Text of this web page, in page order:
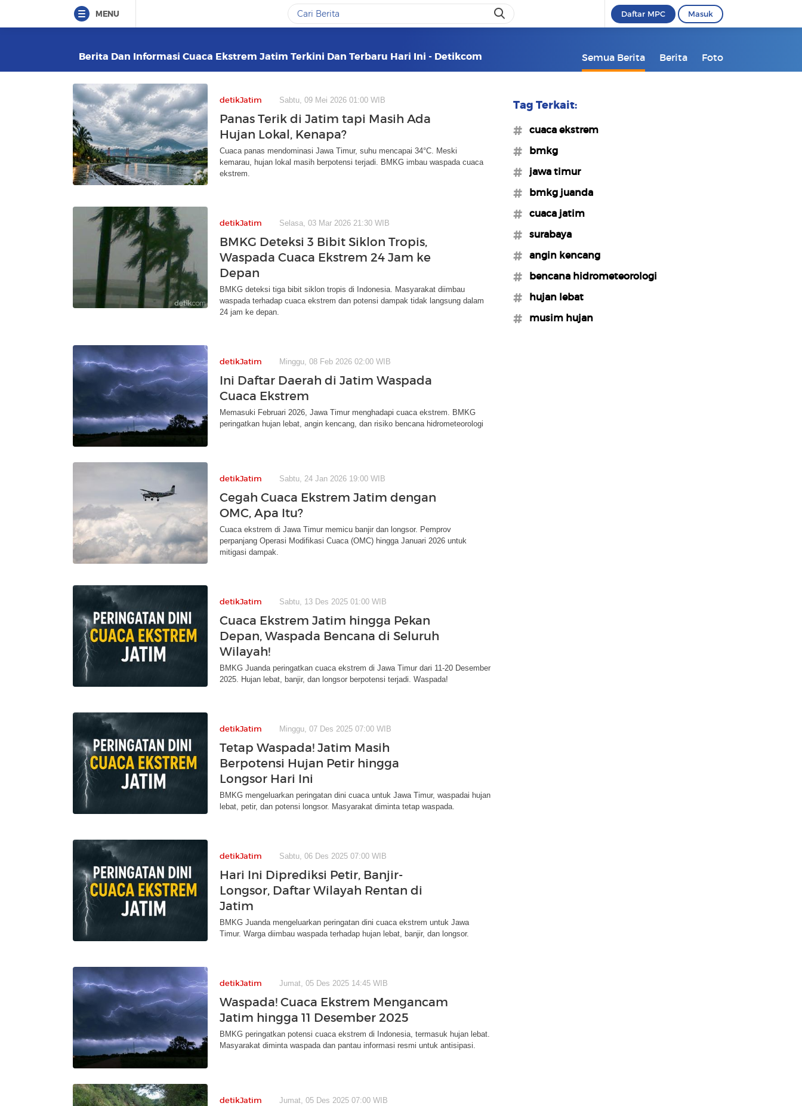
MENU Daftar MPC Masuk
Berita Dan Informasi Cuaca Ekstrem Jatim Terkini Dan Terbaru Hari Ini - Detikcom Semua Berita Berita Foto
detikJatim Sabtu, 09 Mei 2026 01:00 WIB
Panas Terik di Jatim tapi Masih Ada
Hujan Lokal, Kenapa?
Cuaca panas mendominasi Jawa Timur, suhu mencapai 34°C. Meski
kemarau, hujan lokal masih berpotensi terjadi. BMKG imbau waspada cuaca
ekstrem.
detikJatim Selasa, 03 Mar 2026 21:30 WIB
BMKG Deteksi 3 Bibit Siklon Tropis,
Waspada Cuaca Ekstrem 24 Jam ke
Depan
BMKG deteksi tiga bibit siklon tropis di Indonesia. Masyarakat diimbau
waspada terhadap cuaca ekstrem dan potensi dampak tidak langsung dalam
24 jam ke depan.
detikJatim Minggu, 08 Feb 2026 02:00 WIB
Ini Daftar Daerah di Jatim Waspada
Cuaca Ekstrem
Memasuki Februari 2026, Jawa Timur menghadapi cuaca ekstrem. BMKG
peringatkan hujan lebat, angin kencang, dan risiko bencana hidrometeorologi
detikJatim Sabtu, 24 Jan 2026 19:00 WIB
Cegah Cuaca Ekstrem Jatim dengan
OMC, Apa Itu?
Cuaca ekstrem di Jawa Timur memicu banjir dan longsor. Pemprov
perpanjang Operasi Modifikasi Cuaca (OMC) hingga Januari 2026 untuk
mitigasi dampak.
detikJatim Sabtu, 13 Des 2025 01:00 WIB
Cuaca Ekstrem Jatim hingga Pekan
Depan, Waspada Bencana di Seluruh
Wilayah!
BMKG Juanda peringatkan cuaca ekstrem di Jawa Timur dari 11-20 Desember
2025. Hujan lebat, banjir, dan longsor berpotensi terjadi. Waspada!
detikJatim Minggu, 07 Des 2025 07:00 WIB
Tetap Waspada! Jatim Masih
Berpotensi Hujan Petir hingga
Longsor Hari Ini
BMKG mengeluarkan peringatan dini cuaca untuk Jawa Timur, waspadai hujan
lebat, petir, dan potensi longsor. Masyarakat diminta tetap waspada.
detikJatim Sabtu, 06 Des 2025 07:00 WIB
Hari Ini Diprediksi Petir, Banjir-
Longsor, Daftar Wilayah Rentan di
Jatim
BMKG Juanda mengeluarkan peringatan dini cuaca ekstrem untuk Jawa
Timur. Warga diimbau waspada terhadap hujan lebat, banjir, dan longsor.
detikJatim Jumat, 05 Des 2025 14:45 WIB
Waspada! Cuaca Ekstrem Mengancam
Jatim hingga 11 Desember 2025
BMKG peringatkan potensi cuaca ekstrem di Indonesia, termasuk hujan lebat.
Masyarakat diminta waspada dan pantau informasi resmi untuk antisipasi.
detikJatim Jumat, 05 Des 2025 07:00 WIB
Tag Terkait:
#cuaca ekstrem
#bmkg
#jawa timur
#bmkg juanda
#cuaca jatim
#surabaya
#angin kencang
#bencana hidrometeorologi
#hujan lebat
#musim hujan